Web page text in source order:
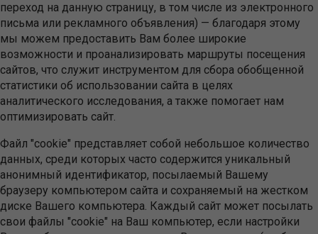
переход на данную страницу, в том числе из электронного
письма или рекламного объявления) — благодаря этому
мы можем предоставить Вам более широкие
возможности и проанализировать маршруты посещения
сайтов, что служит инструментом для сбора обобщенной
статистики об использовании сайта в целях
аналитического исследования, а также помогает нам
оптимизировать сайт.
Файл "cookie" представляет собой небольшое количество
данных, среди которых часто содержится уникальный
анонимный идентификатор, посылаемый Вашему
браузеру компьютером сайта и сохраняемый на жестком
диске Вашего компьютера. Каждый сайт может посылать
свои файлы "cookie" на Ваш компьютер, если настройки